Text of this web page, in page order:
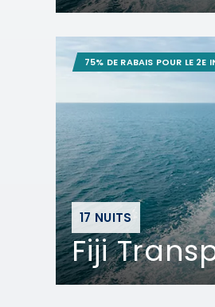
17 NUITS
Fiji
75% DE RABAIS POUR LE 2E